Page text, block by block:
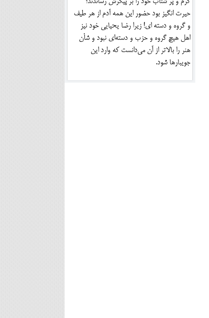
حیرت انگیز بود حضور این همه آدم از هر طیف
و گروه و دسته ای! زیرا رضا یحیایی خود نیز
اهل هیچ گروه و حزب و دسته‌ای نبود و شأن
هنر را بالاتر از آن می‌دانست که وارد این
جویبارها شود.